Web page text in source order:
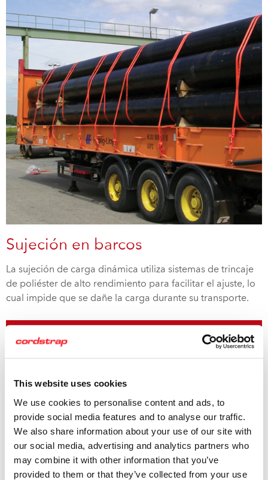
This website uses cookies
We use cookies to personalise content and ads, to
provide social media features and to analyse our traffic.
We also share information about your use of our site with
our social media, advertising and analytics partners who
may combine it with other information that you’ve
provided to them or that they’ve collected from your use
Sujeción en barcos
La sujeción de carga dinámica utiliza sistemas de trincaje
de poliéster de alto rendimiento para facilitar el ajuste, lo
cual impide que se dañe la carga durante su transporte.
Sujeción en barcos